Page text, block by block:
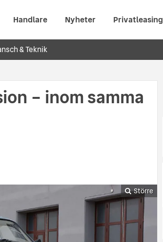
Handlare Nyheter Privatleasing
& Teknik
– inom samma
Större